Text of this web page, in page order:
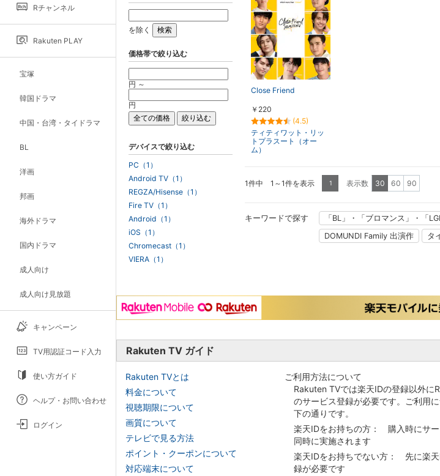
Rチャンネル
Rakuten PLAY
宝塚
韓国ドラマ
中国・台湾・タイドラマ
BL
洋画
邦画
海外ドラマ
国内ドラマ
成人向け
成人向け見放題
キャンペーン
TV用認証コード入力
使い方ガイド
ヘルプ・お問い合わせ
ログイン
Close Friend
￥220
(4.5)
ティティワット・リッ
トプラスート（オー
ム）
1件中 1～1件を表示 1 表示数 30 60 90
キーワードで探す 「BL」・「ブロマンス」・「
DOMUNDI Family 出演作
タ
を除く
価格帯で絞り込む
円 ～
円
デバイスで絞り込む
PC（1）
Android TV（1）
REGZA/Hisense（1）
Fire TV（1）
Android（1）
iOS（1）
Chromecast（1）
VIERA（1）
Rakuten TV ガイド
Rakuten TVとは
料金について
視聴期限について
画質について
テレビで見る方法
ポイント・クーポンについて
対応端末について
ご利用方法について
Rakuten TVでは楽天IDの登録以外に
のサービス登録が必要です。ご利用
下の通りです。
楽天IDをお持ちの方： 購入時にサー
同時に実施されます
楽天IDをお持ちでない方： 先に楽
録が必要です